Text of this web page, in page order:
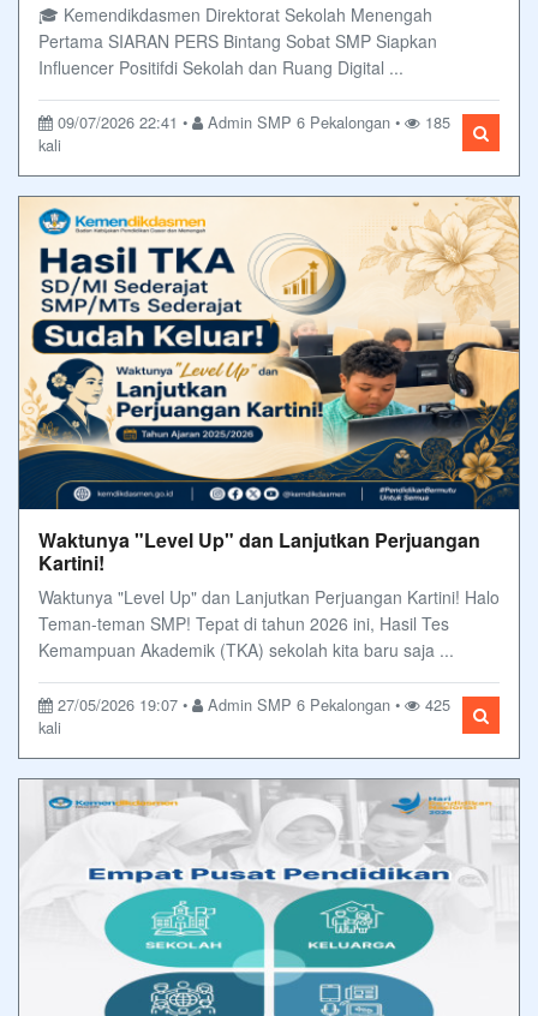
🎓 Kemendikdasmen Direktorat Sekolah Menengah
Pertama SIARAN PERS Bintang Sobat SMP Siapkan
Influencer Positifdi Sekolah dan Ruang Digital ...
09/07/2026 22:41 • Admin SMP 6 Pekalongan •
185
kali
Waktunya "Level Up" dan Lanjutkan Perjuangan
Kartini!
Waktunya "Level Up" dan Lanjutkan Perjuangan Kartini! Halo
Teman-teman SMP! Tepat di tahun 2026 ini, Hasil Tes
Kemampuan Akademik (TKA) sekolah kita baru saja ...
27/05/2026 19:07 • Admin SMP 6 Pekalongan •
425
kali